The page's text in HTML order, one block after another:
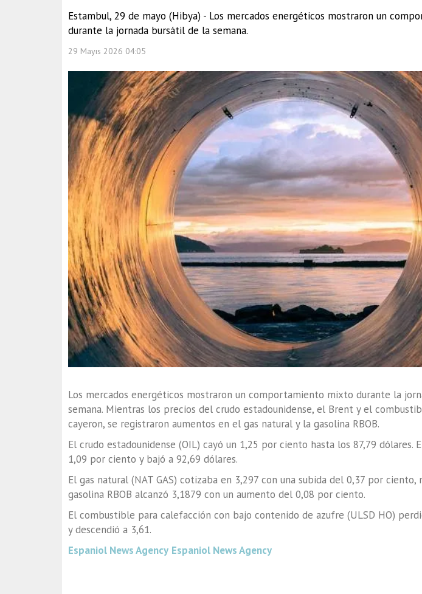
Estambul, 29 de mayo (Hibya) - Los mercados energéticos mostraron un
durante la jornada bursátil de la semana.
29 Mayıs 2026 04:05
Los mercados energéticos mostraron un comportamiento mixto durante la
semana. Mientras los precios del crudo estadounidense, el Brent y el
cayeron, se registraron aumentos en el gas natural y la gasolina RBOB.
El crudo estadounidense (OIL) cayó un 1,25 por ciento hasta los 87,79 dólares.
1,09 por ciento y bajó a 92,69 dólares.
El gas natural (NAT GAS) cotizaba en 3,297 con una subida del 0,37 por ciento,
gasolina RBOB alcanzó 3,1879 con un aumento del 0,08 por ciento.
El combustible para calefacción con bajo contenido de azufre (ULSD HO)
y descendió a 3,61.
Espaniol News Agency Espaniol News Agency